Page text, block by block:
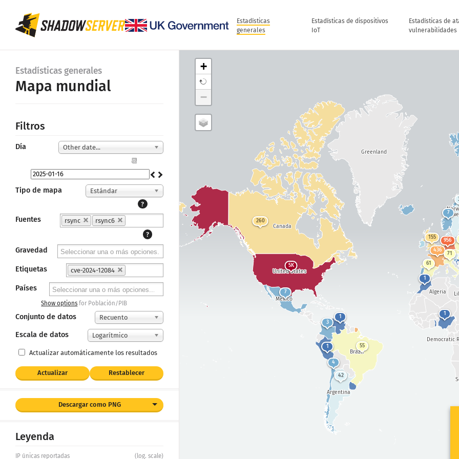
Estadísticas
generales
Estadísticas de dispositivos
IoT
Estadísticas de
vulnerabilidades
Estadísticas generales
Mapa mundial
Filtros
Día Other date...
📆
Tipo de mapa
Estándar
?
Fuentes rsync
rsync6
?
Gravedad
Etiquetas cve-2024-12084
Países
Show options for Población/PIB
Conjunto de datos Recuento
Escala de datos Logarítmico
Actualizar automáticamente los resultados
Actualizar Restablecer
Descargar como PNG
Leyenda
IP únicas reportadas (log. scale)
Argentina
Democratic
Brazil
Algeria
United States
Canada
Mexico
Greenland
42
55
260
4
3
956
61
436
71
1
7
1
7
1
155
5K
1
+
−